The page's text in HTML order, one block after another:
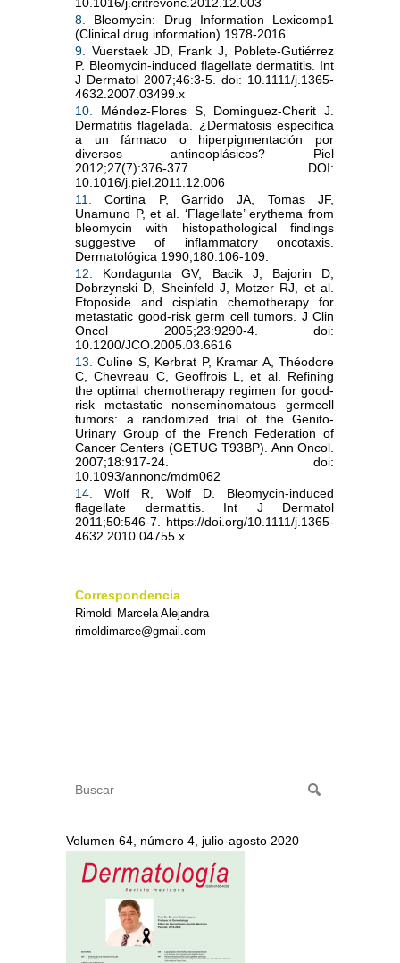
8.
Bleomycin: Drug Information Lexicomp1
(Clinical drug information) 1978-2016.
9.
Vuerstaek JD, Frank J, Poblete-Gutiérrez
P. Bleomycin-induced flagellate dermatitis. Int
J Dermatol 2007;46:3-5. doi: 10.1111/j.1365-
4632.2007.03499.x
10.
Méndez-Flores S, Dominguez-Cherit J.
Dermatitis flagelada. ¿Dermatosis específica
a un fármaco o hiperpigmentación por
diversos antineoplásicos? Piel
2012;27(7):376-377. DOI:
10.1016/j.piel.2011.12.006
11.
Cortina P, Garrido JA, Tomas JF,
Unamuno P, et al. ‘Flagellate’ erythema from
bleomycin with histopathological findings
suggestive of inflammatory oncotaxis.
Dermatológica 1990;180:106-109.
12.
Kondagunta GV, Bacik J, Bajorin D,
Dobrzynski D, Sheinfeld J, Motzer RJ, et al.
Etoposide and cisplatin chemotherapy for
metastatic good-risk germ cell tumors. J Clin
Oncol 2005;23:9290-4. doi:
10.1200/JCO.2005.03.6616
13.
Culine S, Kerbrat P, Kramar A, Théodore
C, Chevreau C, Geoffrois L, et al. Refining
the optimal chemotherapy regimen for good-
risk metastatic nonseminomatous germcell
tumors: a randomized trial of the Genito-
Urinary Group of the French Federation of
Cancer Centers (GETUG T93BP). Ann Oncol.
2007;18:917-24. doi:
10.1093/annonc/mdm062
14.
Wolf R, Wolf D. Bleomycin-induced
flagellate dermatitis. Int J Dermatol
2011;50:546-7. https://doi.org/10.1111/j.1365-
4632.2010.04755.x
Correspondencia
Rimoldi Marcela Alejandra
rimoldimarce@gmail.com
Volumen 64, número 4, julio-agosto 2020